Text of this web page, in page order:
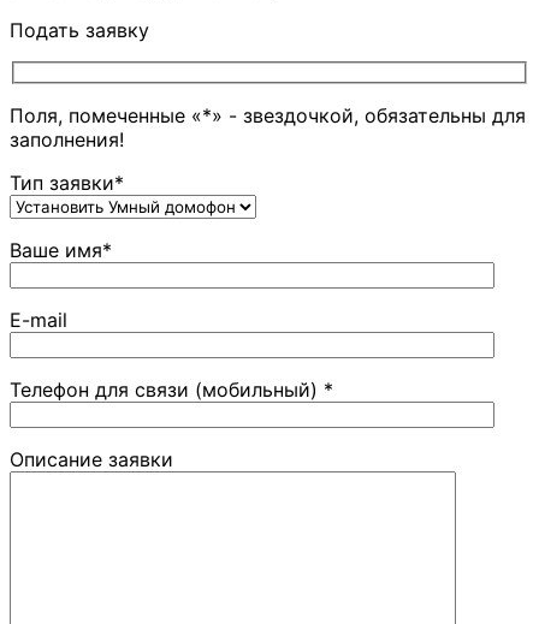
Подать заявку
Поля, помеченные «*» - звездочкой, обязательны для
заполнения!
Тип заявки*
Ваше имя*
E-mail
Телефон для связи (мобильный) *
Описание заявки